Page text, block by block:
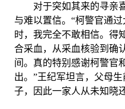
对于突如其来的寻亲喜
与难以置信。“柯警官通
时，我完全不敢相信。得
合采血，从采血核验到确
间。真的特别感谢柯警官
出。”王纪军坦言，父母
子，因此一家人从未知晓